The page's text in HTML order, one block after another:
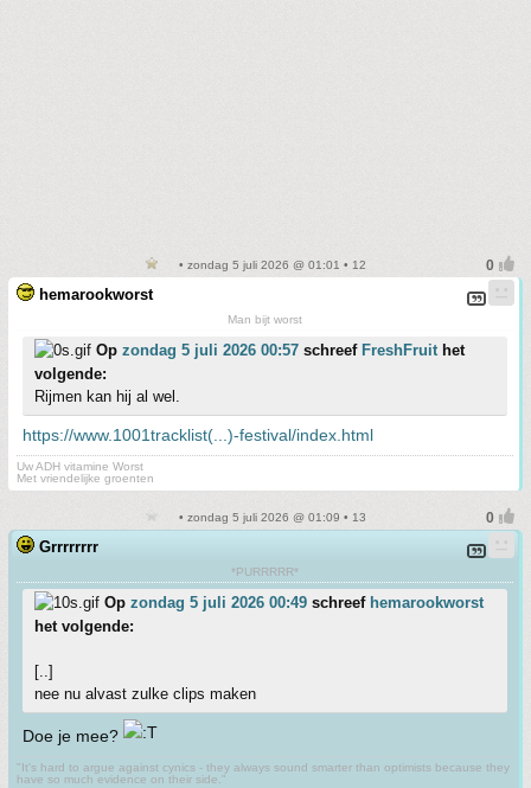
• zondag 5 juli 2026 @ 01:01 • 12
hemarookworst
Man bijt worst
Op zondag 5 juli 2026 00:57 schreef FreshFruithet
volgende:
Rijmen kan hij al wel.
https://www.1001tracklist(...)-festival/index.html
Uw ADH vitamine Worst
Met vriendelijke groenten
• zondag 5 juli 2026 @ 01:09 • 13
Grrrrrrrr
*PURRRRR*
Op zondag 5 juli 2026 00:49 schreef hemarookworst
het volgende:
[..]
nee nu alvast zulke clips maken
Doe je mee?
"It's hard to argue against cynics - they always sound smarter than optimists because they
have so much evidence on their side."